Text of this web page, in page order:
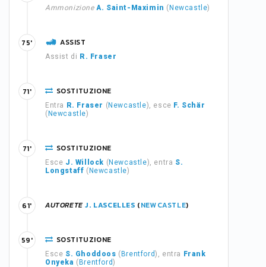
Ammonizione A. Saint-Maximin ( Newcastle)
ASSIST
Assist di R. Fraser
75'
SOSTITUZIONE
Entra R. Fraser ( Newcastle), esce F. Schär
( Newcastle)
71'
SOSTITUZIONE
Esce J. Willock ( Newcastle), entra S.
Longstaff ( Newcastle)
71'
AUTORETE J. LASCELLES (NEWCASTLE)
61'
SOSTITUZIONE
Esce S. Ghoddoos ( Brentford), entra
Frank
Onyeka ( Brentford)
59'